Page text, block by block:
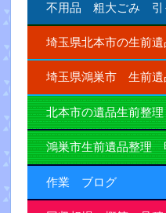
不用品 粗大ごみ 引
埼玉県北本市の生前
埼玉県鴻巣市 生前
北本市の遺品生前整
鴻巣市生前遺品整理
作業 ブログ